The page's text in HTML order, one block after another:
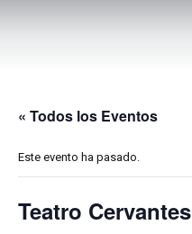
« Todos los Eventos
Este evento ha pasado.
Teatro Cervantes